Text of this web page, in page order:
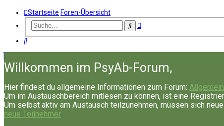
Startseite Foren-Übersicht
SucheErweiterte
Suche
Willkommen im PsyAb-Forum,
Hier findest du allgemeine Informationen zum Forum:
Um im Austauschbereich mitlesen zu können, ist eine
Um selbst aktiv am Austausch teilzunehmen, müssen sich
neue Teilnehmer